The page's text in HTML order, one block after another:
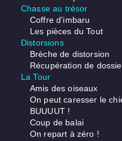
Chasse au trésor
Coffre d'imbaru
Les pièces du Tout
Distorsions
Brèche de distorsion
Récupération de
La Tour
Amis des oiseaux
On peut caresser le
BUUUUT !
Coup de balai
On repart à zéro !